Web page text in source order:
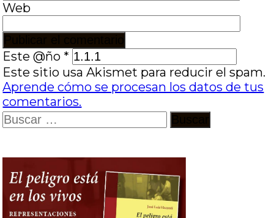
Web
Este @ño *
Este sitio usa Akismet para reducir el spam.
Aprende cómo se procesan los datos de tus
comentarios.
Buscar: